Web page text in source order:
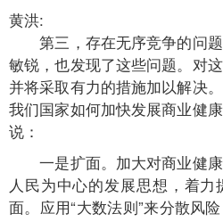
黄洪:
第三，存在无序竞争的问题
敏锐，也发现了这些问题。对
并将采取有力的措施加以解决
我们国家如何加快发展商业健
说：
一是扩面。加大对商业健
人民为中心的发展思想，着
面。应用“大数法则”来分散风